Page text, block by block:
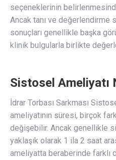
seçeneklerinin
Ancak tanı ve değerlendirme
sonuçları genellikle başka
klinik bulgularla birlikte
Sistosel Ameliyatı
İdrar Torbası Sarkması
ameliyatının süresi, birçok
değişebilir. Ancak genellikle
yaklaşık olarak 1 ila 2 saat
ameliyatta beraberinde farklı